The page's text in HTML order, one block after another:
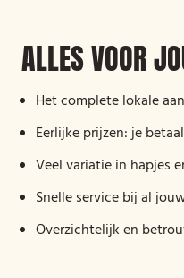
ALLES VOOR
Het complete lokale
Eerlijke prijzen: je
Veel variatie in hapjes
Snelle service bij al
Overzichtelijk en